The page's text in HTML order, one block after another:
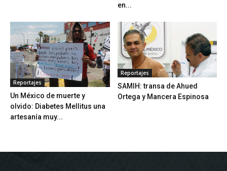
en...
Reportajes
Un México de muerte y
olvido: Diabetes Mellitus una
artesanía muy...
Reportajes
SAMIH: transa de Ahued
Ortega y Mancera Espinosa